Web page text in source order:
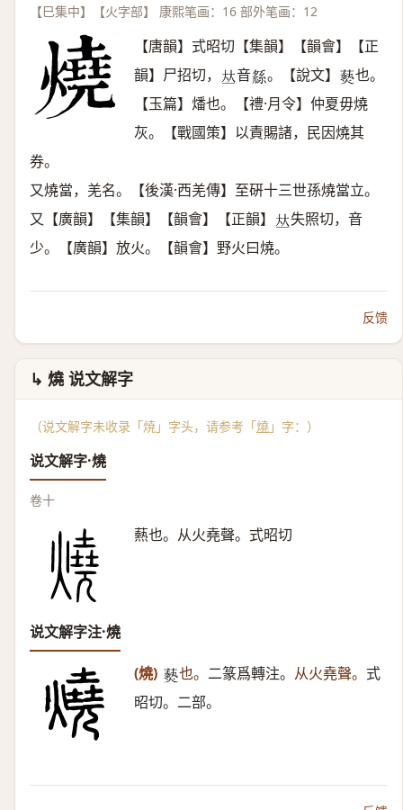
【巳集中】【火字部】 康熙笔画：16 部外笔画：12
【唐韻】式昭切【集韻】【韻會】【正
韻】尸招切， 𠀤音𤬖 。【說文】 𤑔 也。
【玉篇】燔也。【禮·月令】仲夏毋燒
灰。【戰國策】以責賜諸，民因燒其
券。
又燒當，羌名。【後漢·西羌傳】至硏十三世孫燒當立。
又【廣韻】【集韻】【韻會】【正韻】 𠀤失照切，音
少。【廣韻】放火。【韻會】野火曰燒。
反馈
↳ 燒 说文解字
（说文解字未收录「焼」字头，请参考「燒 」字：）
说文解字·燒
卷十
爇也。从火堯聲。式昭切
说文解字注·燒
(燒) 𤑔 也。 二篆爲轉注。 从火堯聲。 式
昭切。二部。